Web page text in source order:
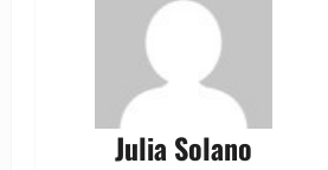
Julia Solano